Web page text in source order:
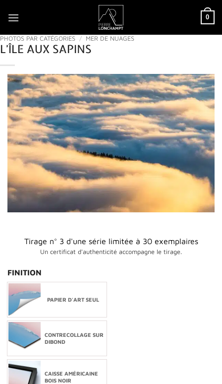
0
PHOTOS PAR CATÉGORIES / MER DE NUAGES
L’ÎLE AUX SAPINS
Tirage n° 3 d'une série limitée à 30 exemplaires
Un certificat d'authenticité accompagne le tirage.
FINITION
PAPIER D'ART SEUL
CONTRECOLLAGE SUR
DIBOND
CAISSE AMÉRICAINE
BOIS NOIR